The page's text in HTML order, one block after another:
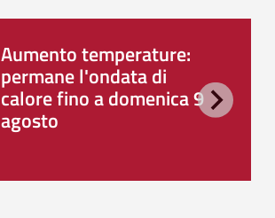
Aumento temperature:
permane l'ondata di
calore fino a domenica 9
agosto